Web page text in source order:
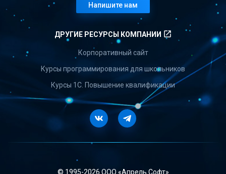
Напишите нам
ДРУГИЕ РЕСУРСЫ КОМПАНИИ launch
Корпоративный сайт
Курсы программирования для школьников
Курсы 1С. Повышение квалификации
VkontakteTelegram
© 1995-2026 ООО «Апрель Софт»